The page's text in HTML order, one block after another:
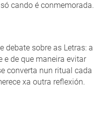
cando é conmemorada.
debate sobre as Letras: a
e de que maneira evitar
converta nun ritual cada
xa outra reflexión.